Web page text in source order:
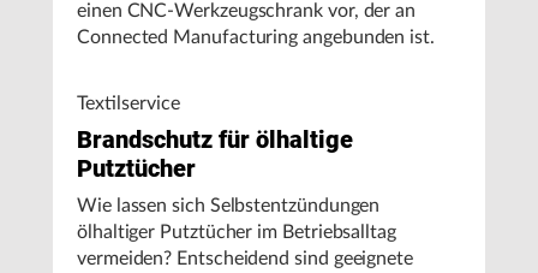
einen CNC-Werkzeugschrank vor, der an
Connected Manufacturing angebunden ist.
Textilservice
Brandschutz für ölhaltige
Putztücher
Wie lassen sich Selbstentzündungen
ölhaltiger Putztücher im Betriebsalltag
vermeiden? Entscheidend sind geeignete